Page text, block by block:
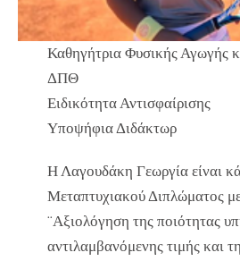
Καθηγήτρια Φυσικής Αγωγής
ΔΠΘ
Ειδικότητα Αντισφαίρισης
Υποψήφια Διδάκτωρ
Η Λαγουδάκη Γεωργία είναι
Μεταπτυχιακού Διπλώματος
¨Αξιολόγηση της ποιότητας
αντιλαμβανόμενης τιμής και